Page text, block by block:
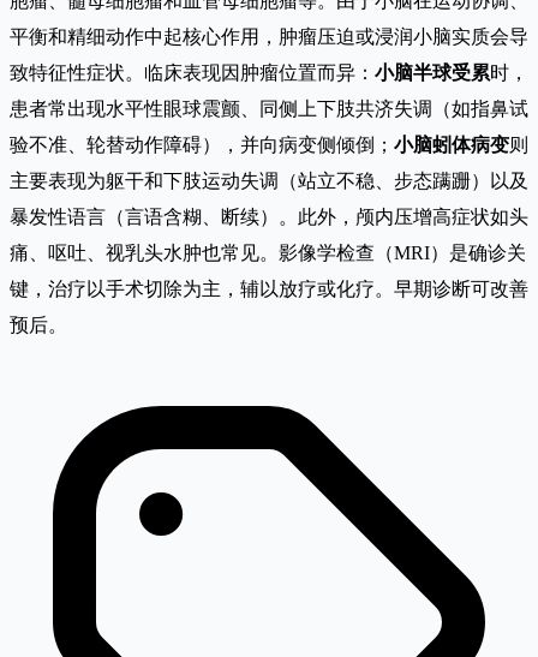
平衡和精细动作中起核心作用，肿瘤压迫或浸润小脑实质会导
致特征性症状。临床表现因肿瘤位置而异： 小脑半球受累时，
患者常出现水平性眼球震颤、同侧上下肢共济失调（如指鼻试
验不准、轮替动作障碍），并向病变侧倾倒； 小脑蚓体病变则
主要表现为躯干和下肢运动失调（站立不稳、步态蹒跚）以及
暴发性语言（言语含糊、断续）。此外，颅内压增高症状如头
痛、呕吐、视乳头水肿也常见。影像学检查（MRI）是确诊关
键，治疗以手术切除为主，辅以放疗或化疗。早期诊断可改善
预后。